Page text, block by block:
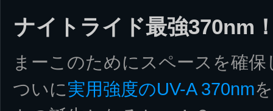
ナイトライド最強370nm
まーこのためにスペースを確
ついに実用強度のUV-A 370nm